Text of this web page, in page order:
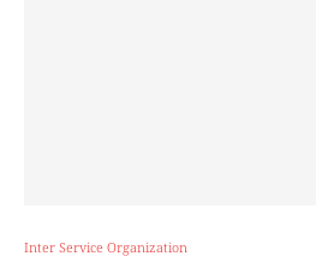
Inter Service Organization